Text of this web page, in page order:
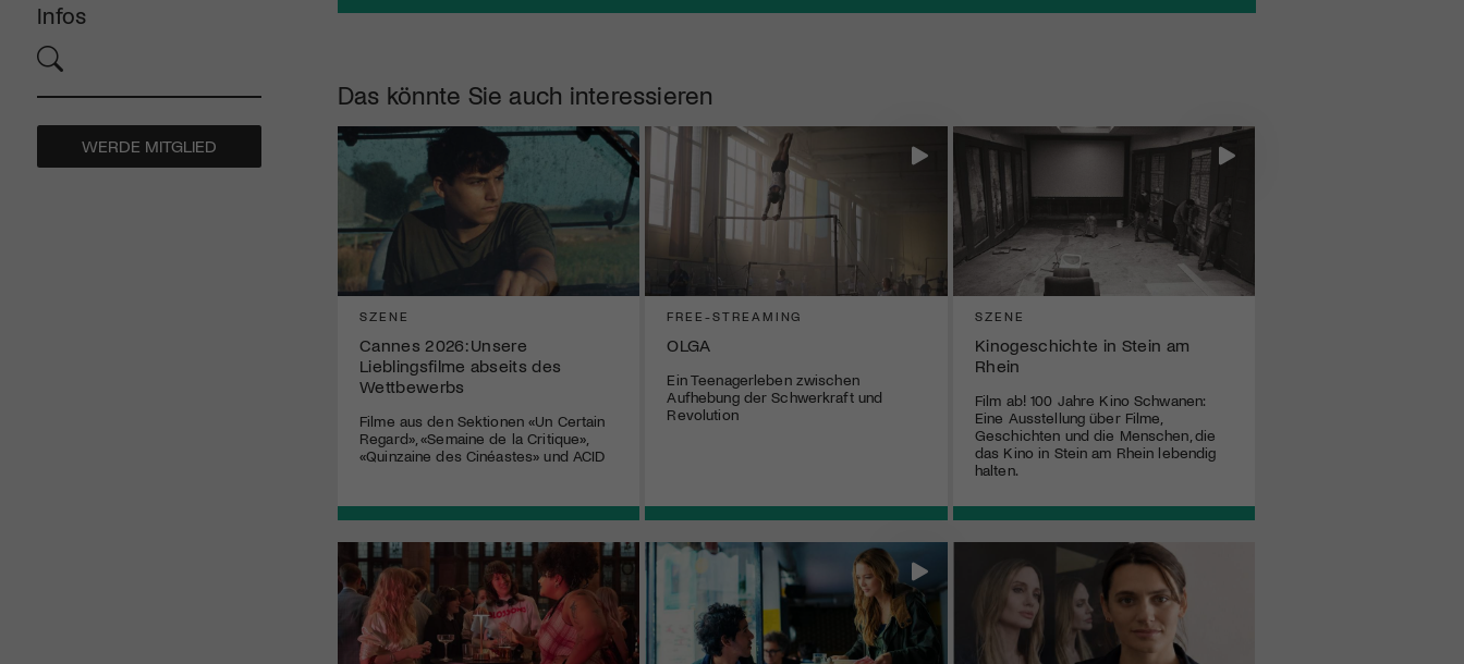
Infos
WERDE MITGLIED
Das könnte Sie auch interessieren
SZENE
Cannes 2026: Unsere
Lieblingsfilme abseits des
Wettbewerbs
Filme aus den Sektionen «Un Certain
Regard», «Semaine de la Critique»,
«Quinzaine des Cinéastes» und ACID
FREE-STREAMING
OLGA
Ein Teenagerleben zwischen
Aufhebung der Schwerkraft und
Revolution
SZENE
Kinogeschichte in Stein am
Rhein
Film ab! 100 Jahre Kino Schwanen:
Eine Ausstellung über Filme,
Geschichten und die Menschen, die
das Kino in Stein am Rhein lebendig
halten.